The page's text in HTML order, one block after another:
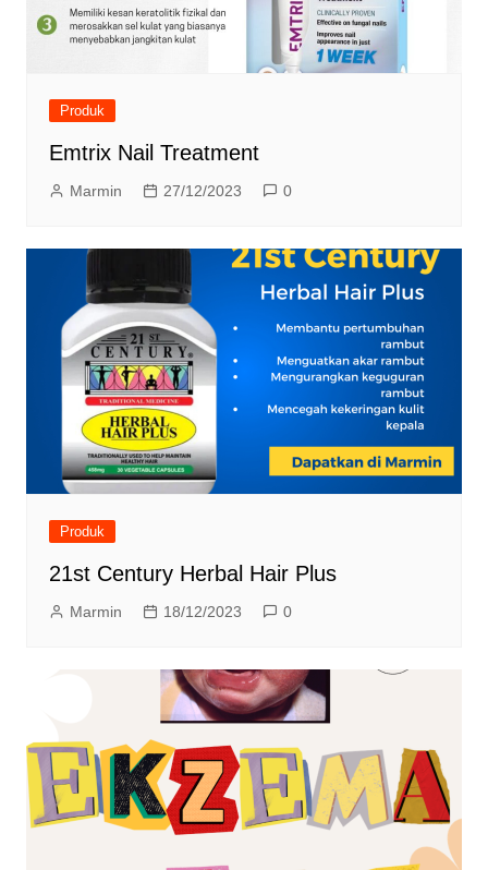
Produk
Emtrix Nail Treatment
Marmin 27/12/2023 0
Produk
21st Century Herbal Hair Plus
Marmin 18/12/2023 0